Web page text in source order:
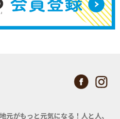
元がもっと元気になる！ 人と人、